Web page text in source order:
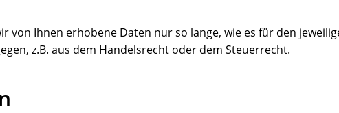
von Ihnen erhobene Daten nur so lange, wie es für den
z.B. aus dem Handelsrecht oder dem Steuerrecht.